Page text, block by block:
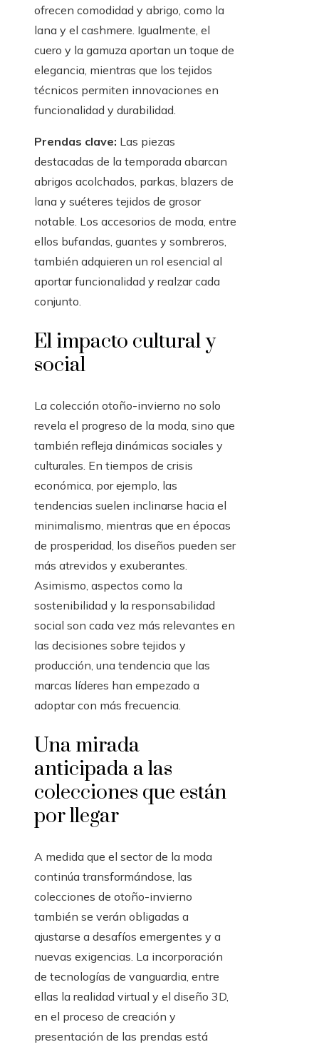
ofrecen comodidad y abrigo, como la
lana y el cashmere. Igualmente, el
cuero y la gamuza aportan un toque de
elegancia, mientras que los tejidos
técnicos permiten innovaciones en
funcionalidad y durabilidad.
Prendas clave: Las piezas
destacadas de la temporada abarcan
abrigos acolchados, parkas, blazers de
lana y suéteres tejidos de grosor
notable. Los accesorios de moda, entre
ellos bufandas, guantes y sombreros,
también adquieren un rol esencial al
aportar funcionalidad y realzar cada
conjunto.
El impacto cultural y
social
La colección otoño-invierno no solo
revela el progreso de la moda, sino que
también refleja dinámicas sociales y
culturales. En tiempos de crisis
económica, por ejemplo, las
tendencias suelen inclinarse hacia el
minimalismo, mientras que en épocas
de prosperidad, los diseños pueden ser
más atrevidos y exuberantes.
Asimismo, aspectos como la
sostenibilidad y la responsabilidad
social son cada vez más relevantes en
las decisiones sobre tejidos y
producción, una tendencia que las
marcas líderes han empezado a
adoptar con más frecuencia.
Una mirada
anticipada a las
colecciones que están
por llegar
A medida que el sector de la moda
continúa transformándose, las
colecciones de otoño-invierno
también se verán obligadas a
ajustarse a desafíos emergentes y a
nuevas exigencias. La incorporación
de tecnologías de vanguardia, entre
ellas la realidad virtual y el diseño 3D,
en el proceso de creación y
presentación de las prendas está